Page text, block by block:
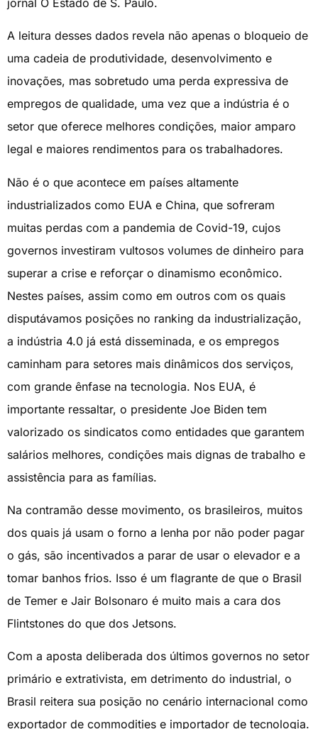
A leitura desses dados revela não apenas o bloqueio de
uma cadeia de produtividade, desenvolvimento e
inovações, mas sobretudo uma perda expressiva de
empregos de qualidade, uma vez que a indústria é o
setor que oferece melhores condições, maior amparo
legal e maiores rendimentos para os trabalhadores.
Não é o que acontece em países altamente
industrializados como EUA e China, que sofreram
muitas perdas com a pandemia de Covid-19, cujos
governos investiram vultosos volumes de dinheiro para
superar a crise e reforçar o dinamismo econômico.
Nestes países, assim como em outros com os quais
disputávamos posições no ranking da industrialização,
a indústria 4.0 já está disseminada, e os empregos
caminham para setores mais dinâmicos dos serviços,
com grande ênfase na tecnologia. Nos EUA, é
importante ressaltar, o presidente Joe Biden tem
valorizado os sindicatos como entidades que garantem
salários melhores, condições mais dignas de trabalho e
assistência para as famílias.
Na contramão desse movimento, os brasileiros, muitos
dos quais já usam o forno a lenha por não poder pagar
o gás, são incentivados a parar de usar o elevador e a
tomar banhos frios. Isso é um flagrante de que o Brasil
de Temer e Jair Bolsonaro é muito mais a cara dos
Flintstones do que dos Jetsons.
Com a aposta deliberada dos últimos governos no setor
primário e extrativista, em detrimento do industrial, o
Brasil reitera sua posição no cenário internacional como
exportador de commodities e importador de tecnologia.